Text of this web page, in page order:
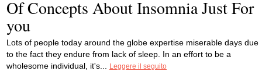
Of Concepts About Insomnia Just For
you
Lots of people today around the globe expertise miserable days due
to the fact they endure from lack of sleep. In an effort to be a
wholesome individual, it's...
Leggere il seguito